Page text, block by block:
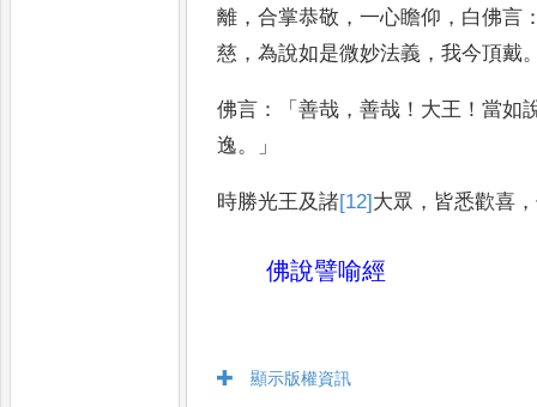
離 ，合掌恭敬 ，一心瞻仰 ， 白佛言
慈 ，為說如是微妙法義 ，我今頂戴
佛言 ：「善哉 ，善哉 ！ 大王 ！當如
逸。」
時勝光王及諸[12]大眾 ， 皆悉歡喜 ，
佛說譬喻經
顯示版權資訊